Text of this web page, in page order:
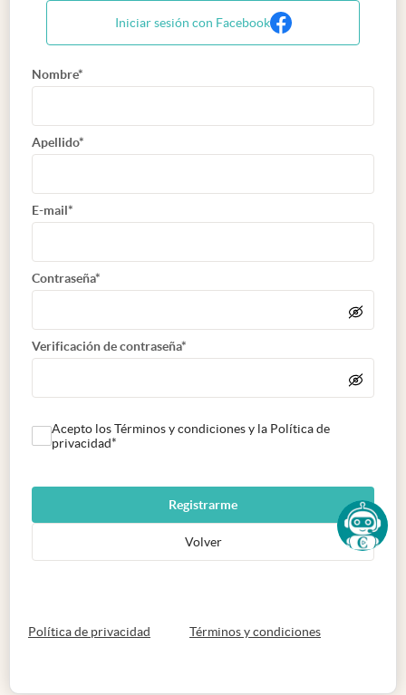
Iniciar sesión con Facebook
Nombre*
Apellido*
E-mail*
Contraseña*
Verificación de contraseña*
Acepto los Términos y condiciones y la Política de
privacidad*
Registrarme
Volver
Política de privacidad abre en nueva pestaña
Términos y condicionesabre en nueva